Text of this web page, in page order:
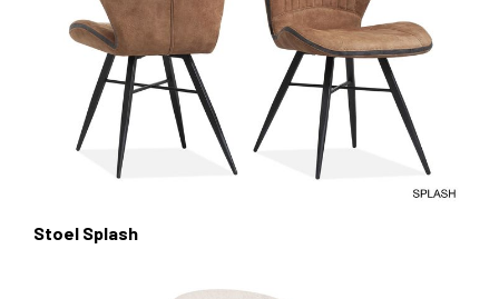
Stoel Splash